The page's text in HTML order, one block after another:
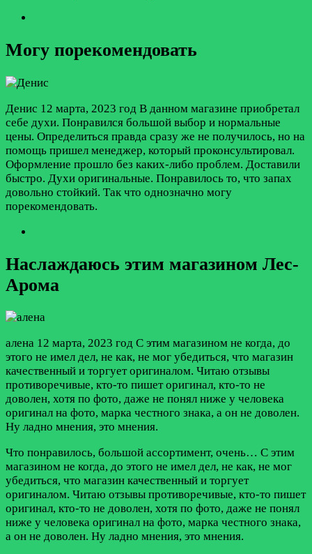
Могу порекомендовать
Денис 12 марта, 2023 год В данном магазине приобретал
себе духи. Понравился большой выбор и нормальные
цены. Определиться правда сразу же не получилось, но на
помощь пришел менеджер, который проконсультировал.
Оформление прошло без каких-либо проблем. Доставили
быстро. Духи оригинальные. Понравилось то, что запах
довольно стойкий. Так что однозначно могу
порекомендовать.
Наслаждаюсь этим магазином Лес-
Арома
алена 12 марта, 2023 год С этим магазином не когда, до
этого не имел дел, не как, не мог убедиться, что магазин
качественный и торгует оригиналом. Читаю отзывы
противоречивые, кто-то пишет оригинал, кто-то не
доволен, хотя по фото, даже не понял ниже у человека
оригинал на фото, марка честного знака, а он не доволен.
Ну ладно мнения, это мнения.
Что понравилось, большой ассортимент, очень… С этим
магазином не когда, до этого не имел дел, не как, не мог
убедиться, что магазин качественный и торгует
оригиналом. Читаю отзывы противоречивые, кто-то пишет
оригинал, кто-то не доволен, хотя по фото, даже не понял
ниже у человека оригинал на фото, марка честного знака,
а он не доволен. Ну ладно мнения, это мнения.